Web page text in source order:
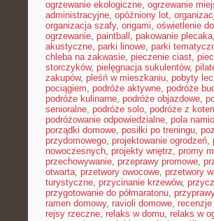
ogrzewanie ekologiczne, ogrzewanie
administracyjne, opóźniony lot,
organizacja szafy, origami, oświetlenie
ogrzewanie, paintball , pakowanie plecaka,
akustyczne, parki linowe, parki
chleba na zakwasie, pieczenie ciast,
storczyków, pielęgnacja sukulentów,
zakupów, pleśń w mieszkaniu, pobyty
pociągiem, podróże aktywne, podróże
podróże kulinarne, podróże objazdowe,
senioralne, podróże solo, podróże z
podróżowanie odpowiedzialne, pola
porządki domowe, posiłki po treningu,
przydomowego, projektowanie ogrodzeń,
nowoczesnych, projekty wnętrz, promy
przechowywanie, przeprawy promowe,
otwarta, przetwory owocowe, przetwory
turystyczne, przycinanie krzewów,
przygotowanie do półmaratonu,
ramen domowy, ravioli domowe, recenzje
rejsy rzeczne, relaks w domu, relaks w